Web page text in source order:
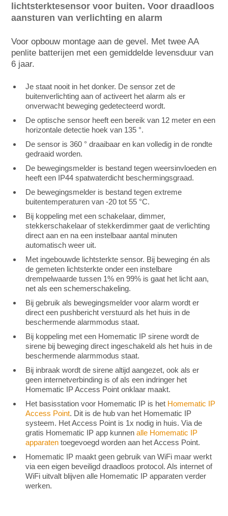
lichtsterktesensor voor buiten. Voor draadloos
aansturen van verlichting en alarm
Voor opbouw montage aan de gevel. Met twee AA
penlite batterijen met een gemiddelde levensduur van
6 jaar.
Je staat nooit in het donker. De sensor zet de
buitenverlichting aan of activeert het alarm als er
onverwacht beweging gedetecteerd wordt.
De optische sensor heeft een bereik van 12 meter en een
horizontale detectie hoek van 135 °.
De sensor is 360 ° draaibaar en kan volledig in de rondte
gedraaid worden.
De bewegingsmelder is bestand tegen weersinvloeden en
heeft een IP44 spatwaterdicht beschermingsgraad.
De bewegingsmelder is bestand tegen extreme
buitentemperaturen van -20 tot 55 °C.
Bij koppeling met een schakelaar, dimmer,
stekkerschakelaar of stekkerdimmer gaat de verlichting
direct aan en na een instelbaar aantal minuten
automatisch weer uit.
Met ingebouwde lichtsterkte sensor. Bij beweging én als
de gemeten lichtsterkte onder een instelbare
drempelwaarde tussen 1% en 99% is gaat het licht aan,
net als een schemerschakeling.
Bij gebruik als bewegingsmelder voor alarm wordt er
direct een pushbericht verstuurd als het huis in de
beschermende alarmmodus staat.
Bij koppeling met een Homematic IP sirene wordt de
sirene bij beweging direct ingeschakeld als het huis in de
beschermende alarmmodus staat.
Bij inbraak wordt de sirene altijd aangezet, ook als er
geen internetverbinding is of als een indringer het
Homematic IP Access Point onklaar maakt.
Het basisstation voor Homematic IP is het Homematic IP
Access Point. Dit is de hub van het Homematic IP
systeem. Het Access Point is 1x nodig in huis. Via de
gratis Homematic IP app kunnen alle Homematic IP
apparaten toegevoegd worden aan het Access Point.
Homematic IP maakt geen gebruik van WiFi maar werkt
via een eigen beveiligd draadloos protocol. Als internet of
WiFi uitvalt blijven alle Homematic IP apparaten verder
werken.